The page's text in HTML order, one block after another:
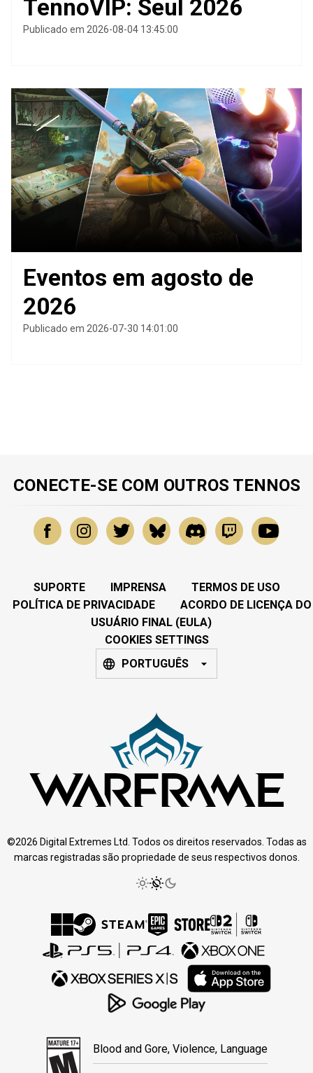
TennoVIP: Seul 2026
Publicado em 2026-08-04 13:45:00
Eventos em agosto de
2026
Publicado em 2026-07-30 14:01:00
CONECTE-SE COM OUTROS TENNOS
SUPORTE IMPRENSA
TERMOS DE USO
POLÍTICA DE PRIVACIDADE
ACORDO DE LICENÇA DO
USUÁRIO FINAL (EULA)
COOKIES SETTINGS
PORTUGUÊS
©2026 Digital Extremes Ltd. Todos os direitos reservados. Todas as
marcas registradas são propriedade de seus respectivos donos.
Blood and Gore, Violence, Language